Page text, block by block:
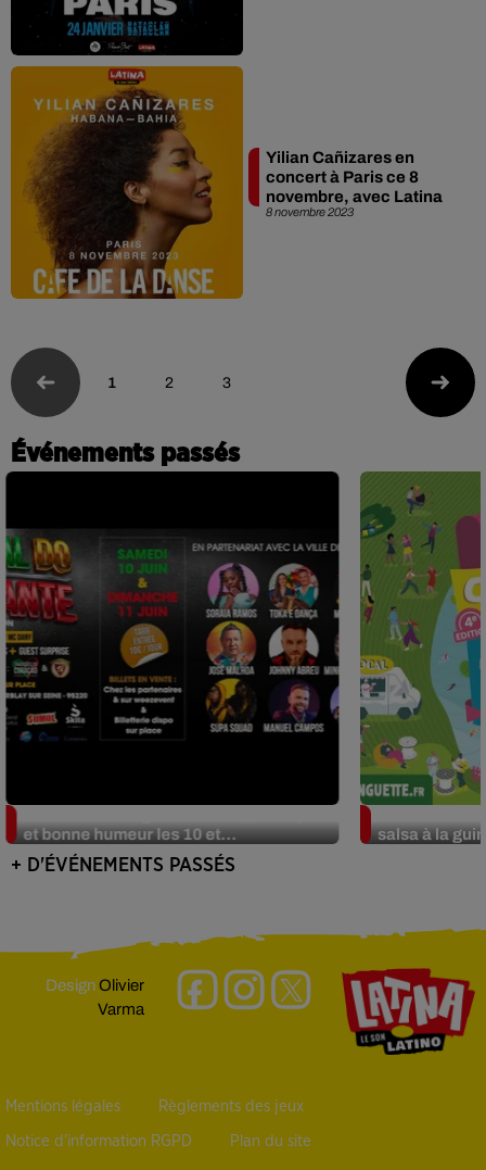
8 novembre 2023
Yilian Cañizares en
concert à Paris ce 8
novembre, avec Latina
1 2 3
Événements passés
et bonne humeur les 10 et...
salsa à la
+ D'ÉVÉNEMENTS PASSÉS
DesignOlivier
Varma
Mentions légales Règlements des jeux
Notice d’information RGPD Plan du site